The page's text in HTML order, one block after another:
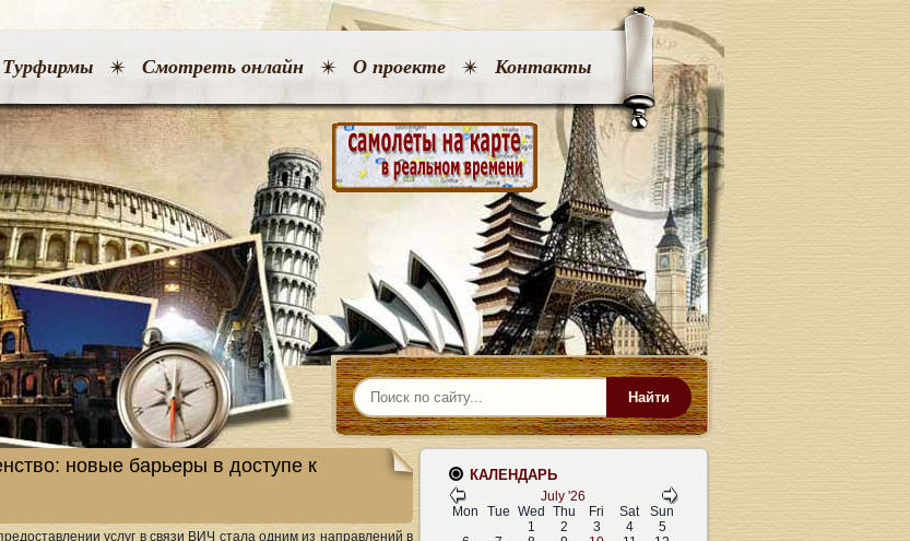
Турфирмы Смотреть онлайн О проекте Контакты
Найти
новые барьеры в доступе к
услуг в связи ВИЧ стала одним из направлений в
КАЛЕНДАРЬ
July '26
Mon
Tue Wed Thu Fri Sat
Sun
1
2 3 4
5